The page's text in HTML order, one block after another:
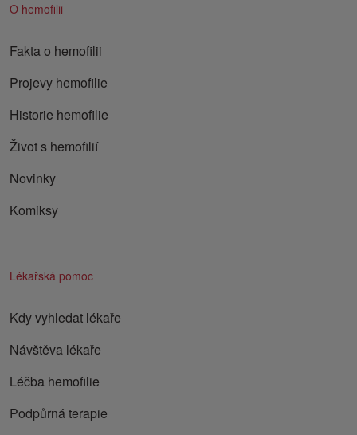
O hemofilii
Fakta o hemofilii
Projevy hemofilie
Historie hemofilie
Život s hemofilií
Novinky
Komiksy
Lékařská pomoc
Kdy vyhledat lékaře
Návštěva lékaře
Léčba hemofilie
Podpůrná terapie